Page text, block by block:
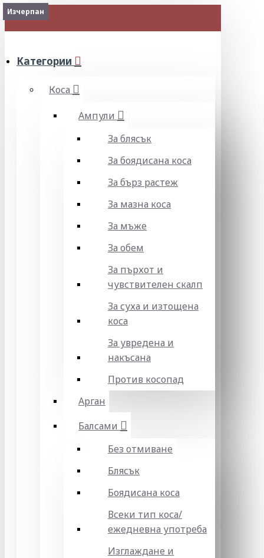
МЕНЮ
Категории
Коса
Ампули
За блясък
За боядисана коса
За бърз растеж
За мазна коса
За мъже
За обем
За пърхот и
чувствителен скалп
За суха и изтощена
коса
За увредена и
накъсана
Против косопад
Арган
Балсами
Без отмиване
Блясък
Боядисана коса
Всеки тип коса/
ежедневна употреба
Изглаждане и
Изчерпан
Изчерпан